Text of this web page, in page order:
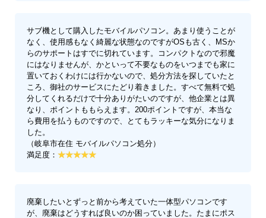
サブ機として購入したモバイルパソコン。あまり使うことが
なく、使用感もなく綺麗な状態なのですがOSも古く、MSか
らのサポートはすでに切れています。コンパクトなので邪魔
にはなりませんが、かといって不要なものをいつまでも家に
置いておくわけには行かないので、処分方法を探していたと
ころ、御社のサービスにたどり着きました。すべて無料で処
分してくれるだけで十分ありがたいのですが、他企業とは異
なり、ポイントももらえます。200ポイントですが、本当な
ら費用を払うものですので、とてもラッキーな気分になりま
した。
（岐阜市在住 モバイルパソコン処分）
満足度：
廃棄したいとずっと前から考えていた一体型パソコンです
が、廃棄はどうすれば良いのか困っていました。たまにポス